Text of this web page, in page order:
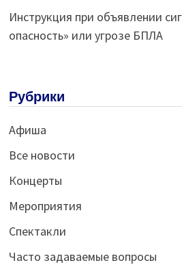
Инструкция при объявлении
опасность» или угрозе БПЛА
Рубрики
Афиша
Все новости
Концерты
Мероприятия
Спектакли
Часто задаваемые вопросы